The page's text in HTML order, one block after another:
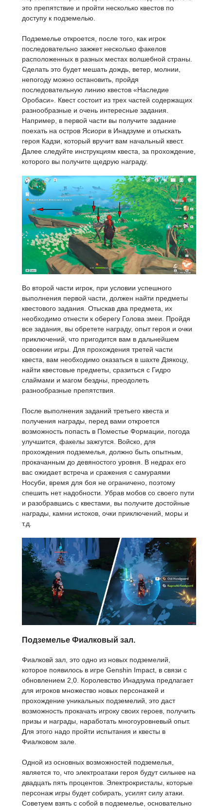
это препятствие и пройти несколько квестов по
доступу к подземелью.
Подземелье откроется, после того, как игрок
последовательно зажжет несколько факелов
расположенных в разных местах волшебной страны.
Сделать это будет мешать дождь, ветер, молнии,
непогоду можно остановить, пройдя
последовательную линию квестов «Наследие
Оробаси». Квест состоит из трех частей содержащих
разнообразные и очень интересные задания.
Например, в первой части вы получите задание
поехать на остров Ясиори в Инадзуме и отыскать
героя Кадзи, который вручит вам начальный квест.
Далее следуйте инструкциям квеста, за прохождение,
которого вы получите щедрую награду.
Во второй части игрок, при условии успешного
выполнения первой части, должен найти предметы
квестового задания. Отыскав два предмета, их
необходимо отнести к оберегу Голова змеи. Пройдя
все задания, вы обретете награду, опыт героя и очки
приключений, что пригодится вам в дальнейшем
освоении игры. Для прохождения третей части
квеста, вам необходимо оказаться в шахте Дзякоцу,
найти квестовые предметы, сразиться с Гидро
слаймами и магом бездны, преодолеть
разнообразные препятствия.
После выполнения заданий третьего квеста и
получения награды, перед вами откроется
возможность попасть в Поместье Формации, погода
улучшится, факелы зажгутся. Войско, для
прохождения подземелья, должно быть опытным,
прокачанным до девяностого уровня. В недрах его
вас ожидает встреча и сражения с самураями
Носуби, время для боя не ограничено, поэтому
спешить нет надобности. Убрав мобов со своего пути
и разобравшись с квестами, вы получите достойные
награды, камни истоков, очки приключений, моры и
т.д.
Подземелье Фиалковый зал.
Фиалковй зал, это одно из новых подземелий,
которое появилось в игре Genshin Impact, в связи с
обновлением 2,0. Королевство Инадзума предлагает
для игроков множество новых персонажей и
прохождение уникальных подземелий, это даст
возможность прокачать игроку своих героев, получить
призы и награды, наработать многоуровневый опыт.
Для этого надо пройти испытания и квесты в
Фиалковом зале.
Одной из основных возможностей подземелья,
является то, что электроатаки героя будут сильнее на
двадцать пять процентов. Электрокристалы, которые
персонаж игры будет собирать, усилят силу атаки.
Советуем взять с собой в подземелье, основательно